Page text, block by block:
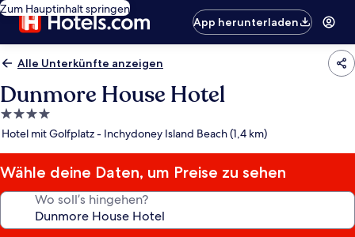
Zum Hauptinhalt springen
App herunterladen
Alle Unterkünfte anzeigen
Dunmore House Hotel
4.0-
Sterne-
Hotel mit Golfplatz - Inchydoney Island Beach (1,4 km)
Wähle deine Daten, um Preise zu sehen
Wo soll’s hingehen?